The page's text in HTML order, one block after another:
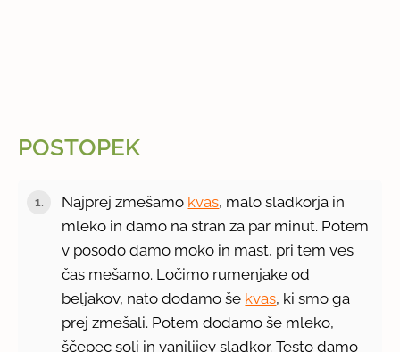
POSTOPEK
Najprej zmešamo kvas, malo sladkorja in
mleko in damo na stran za par minut. Potem
v posodo damo moko in mast, pri tem ves
čas mešamo. Ločimo rumenjake od
beljakov, nato dodamo še kvas, ki smo ga
prej zmešali. Potem dodamo še mleko,
ščepec soli in vanilijev sladkor. Testo damo